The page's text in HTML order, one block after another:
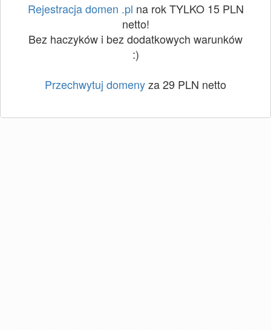
Rejestracja domen .pl na rok TYLKO 15 PLN
netto!
Bez haczyków i bez dodatkowych warunków
:)
Przechwytuj domenyza 29 PLN netto